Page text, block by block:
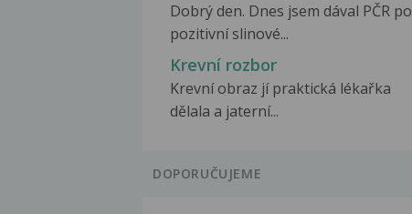
Dobrý den. Dnes jsem dával PČR po
pozitivní slinové...
Krevní rozbor
Krevní obraz jí praktická lékařka
dělala a jaterní...
DOPORUČUJEME